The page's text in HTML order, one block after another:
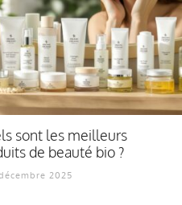
sont les meilleurs
de beauté bio ?
décembre 2025